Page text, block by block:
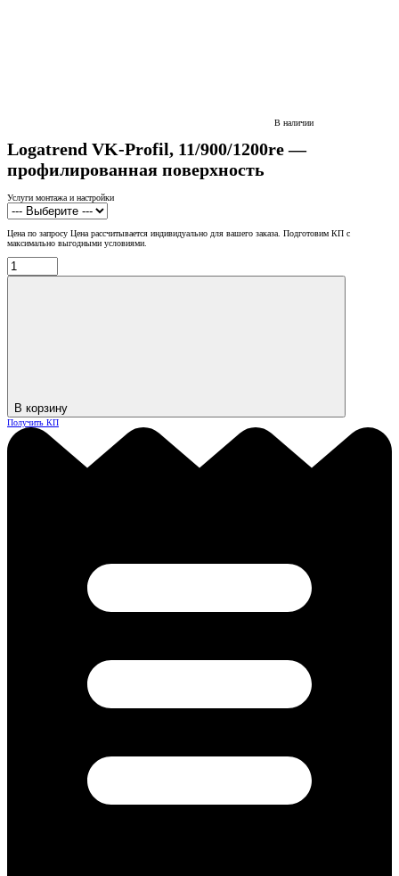
В наличии
Logatrend VK-Profil, 11/900/1200re —
профилированная поверхность
Услуги монтажа и настройки
Цена по запросу Цена рассчитывается индивидуально для вашего заказа. Подготовим КП с
максимально выгодными условиями.
В корзину
Получить КП